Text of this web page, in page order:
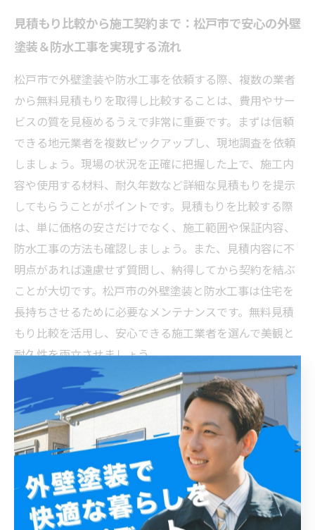
見積もり比較から施工契約まで：松戸市で安心の外壁
塗装＆防水工事を実現する流れ
松戸市で外壁塗装や防水工事を依頼する際、複数の業者
から無料見積もりを取得し比較することは、費用やサー
ビスの質を見極めるうえで非常に重要です。まずは信頼
できる地元業者を複数ピックアップし、現地調査を依頼
しましょう。現場の状況を正確に把握した上で、施工内
容や使用する材料、耐久年数など詳細な見積もりを提示
してもらうことがポイントです。見積もりを比較する際
は、単に価格の安さだけでなく、施工範囲や保証内容、
防水工事の方法も確認しましょう。また、見積内容に不
明点があれば遠慮せず質問し、納得してから契約を結ぶ
ことが大切です。松戸市の外壁塗装と防水工事は住宅を
長持ちさせるために必要なメンテナンスです。無料見積
もり比較を活用し、安心できる施工業者を選んで美観と
耐久性を両立させましょう。
工事後も安心！松戸市で選ぶべき信頼できる外壁塗装
と防水工事業者の見極め方
松戸市で外壁塗装や防水工事を検討する際、まずは複数
の業者から無料見積もりを取得することが重要です。外
壁塗装は住宅の美観を保つだけでなく、劣化を防ぎ建物